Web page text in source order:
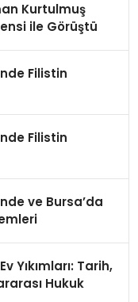
Kurtulmuş
ile Görüştü
Filistin
Filistin
ve Bursa’da
Yıkımları: Tarih,
Hukuk